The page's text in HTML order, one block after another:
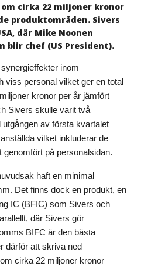
cirka 22 miljoner kronor
produktområden. Sivers
där Mike Noonen
blir chef (US President).
inom
viss personal vilket ger en total
kronor per år jämfört
Sivers skulle varit två
utgången av första kvartalet
vilket inkluderar de
genomfört på personalsidan.
haft en minimal
Det finns dock en produkt, en
IC (BFIC) som Sivers och
där Sivers gör
BIFC är den bästa
därför att skriva ned
cirka 22 miljoner kronor